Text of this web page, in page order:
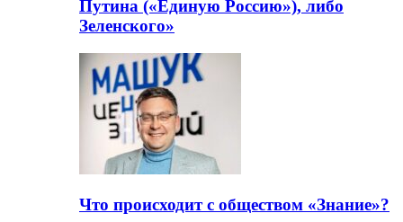
Путина («Единую Россию»), либо
Зеленского»
Что происходит с обществом «Знание»?